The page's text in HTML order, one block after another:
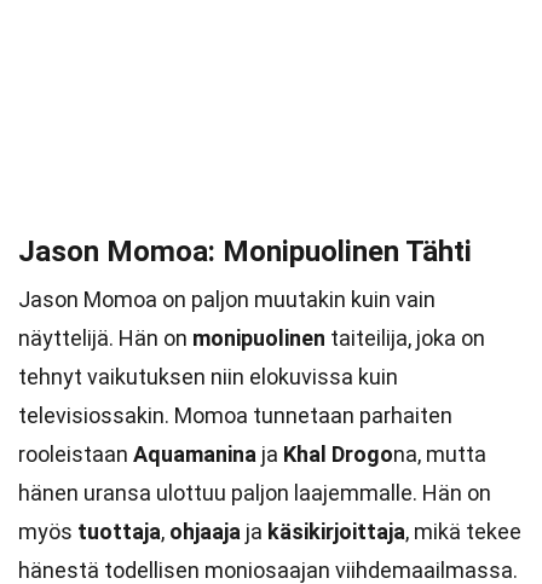
Jason Momoa: Monipuolinen Tähti
Jason Momoa on paljon muutakin kuin vain
näyttelijä. Hän on monipuolinen taiteilija, joka on
tehnyt vaikutuksen niin elokuvissa kuin
televisiossakin. Momoa tunnetaan parhaiten
rooleistaan Aquamanina ja Khal Drogona, mutta
hänen uransa ulottuu paljon laajemmalle. Hän on
myös tuottaja, ohjaaja ja käsikirjoittaja, mikä tekee
hänestä todellisen moniosaajan viihdemaailmassa.